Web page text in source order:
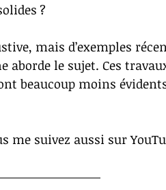
?
mais d’exemples
aborde le sujet. Ces
beaucoup moins
suivez aussi sur